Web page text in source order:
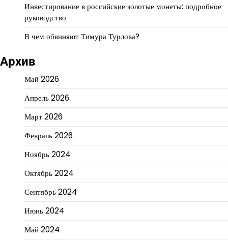
Инвестирование в российские золотые монеты: подробное
руководство
В чем обвиняют Тимура Турлова?
Архив
Май 2026
Апрель 2026
Март 2026
Февраль 2026
Ноябрь 2024
Октябрь 2024
Сентябрь 2024
Июнь 2024
Май 2024